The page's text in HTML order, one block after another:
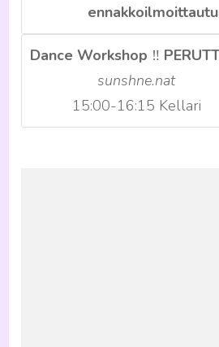
Dance Workshop ‼️
sunshne.nat
15:00-16:15 Kellari